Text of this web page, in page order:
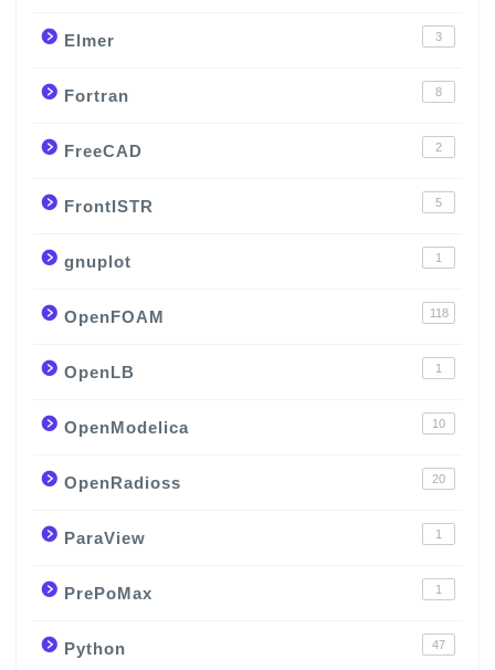
Elmer 3
Fortran 8
FreeCAD 2
FrontISTR 5
gnuplot 1
OpenFOAM 118
OpenLB 1
OpenModelica 10
OpenRadioss 20
ParaView 1
PrePoMax 1
Python 47